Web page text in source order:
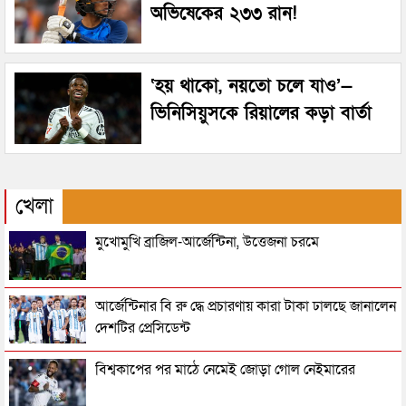
অভিষেকের ২৩৩ রান!
‘হয় থাকো, নয়তো চলে যাও’—
ভিনিসিয়ুসকে রিয়ালের কড়া বার্তা
খেলা
মুখোমুখি ব্রাজিল-আর্জেন্টিনা, উত্তেজনা চরমে
আর্জেন্টিনার বি রু দ্ধে প্রচারণায় কারা টাকা ঢালছে জানালেন
দেশটির প্রেসিডেন্ট
বিশ্বকাপের পর মাঠে নেমেই জোড়া গোল নেইমারের